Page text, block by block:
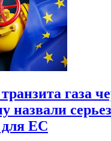
газа
назвали
для ЕС